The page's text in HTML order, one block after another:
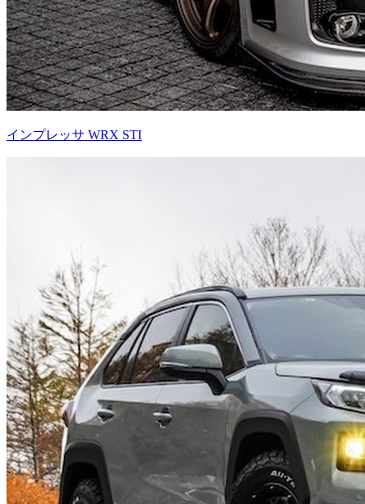
インプレッサ WRX STI